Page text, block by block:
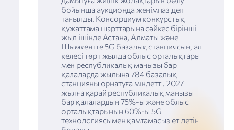
бойынша аукционда жеңімпаз деп
танылды. Консорциум конкурстық
құжаттама шарттарына сәйкес бірінші
жыл ішінде Астана, Алматы және
Шымкентте 5G базалық станциясын, ал
келесі төрт жылда облыс орталықтары
мен республикалық маңызы бар
қалаларда жылына 784 базалық
станцияны орнатуға міндетті. 2027
жылға қарай республикалық маңызы
бар қалалардың 75%-ы және облыс
орталықтарының 60%-ы 5G
технологиясымен қамтамасыз етілетін